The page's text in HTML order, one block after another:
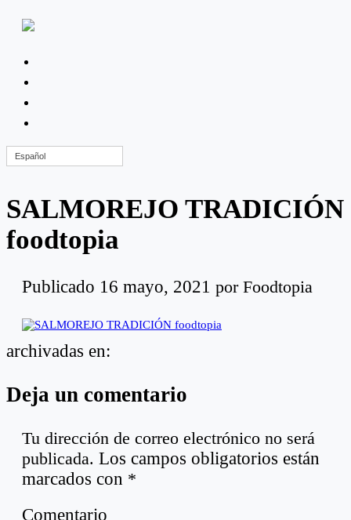
Español
SALMOREJO TRADICIÓN
foodtopia
Publicado 16 mayo, 2021 por Foodtopia
archivadas en:
Deja un comentario
Tu dirección de correo electrónico no será
publicada. Los campos obligatorios están
marcados con *
Comentario